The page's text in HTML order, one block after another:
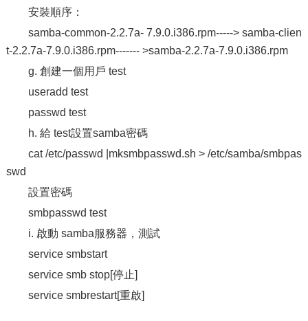
安裝順序：
samba-common-2.2.7a- 7.9.0.i386.rpm-----> samba-clien
t-2.2.7a-7.9.0.i386.rpm------- >samba-2.2.7a-7.9.0.i386.rpm
g. 創建一個用戶 test
useradd test
passwd test
h. 給 test設置samba密碼
cat /etc/passwd |mksmbpasswd.sh > /etc/samba/smbpas
swd
設置密碼
smbpasswd test
i. 啟動 samba服務器，測試
service smbstart
service smb stop[停止]
service smbrestart[重啟]